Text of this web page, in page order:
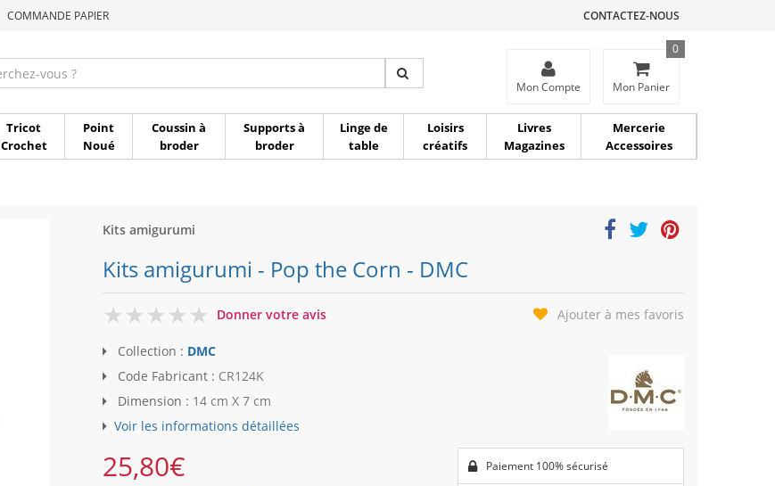
COMMANDE PAPIER CONTACTEZ-NOUS
Mon Compte Mon Panier
0
Tricot
Crochet
Point
Noué
Coussin à
broder
Supports à
broder
Linge de
table
Loisirs
créatifs
Livres
Magazines
Mercerie
Accessoires
Kits amigurumi
Kits amigurumi - Pop the Corn - DMC
0
Donner votre avis Ajouter à mes favoris
Collection : DMC
Code Fabricant : CR124K
Dimension : 14 cm X 7 cm
Voir les informations détaillées
25,80€ Paiement 100% sécurisé